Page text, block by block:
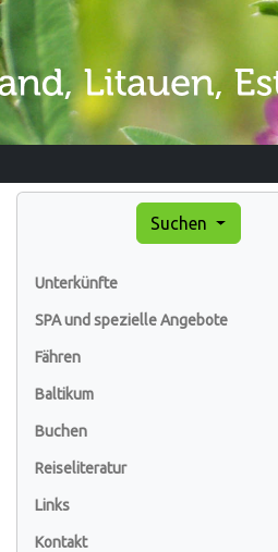
Suchen
Unterkünfte
SPA und spezielle Angebote
Fähren
Baltikum
Buchen
Reiseliteratur
Links
Kontakt